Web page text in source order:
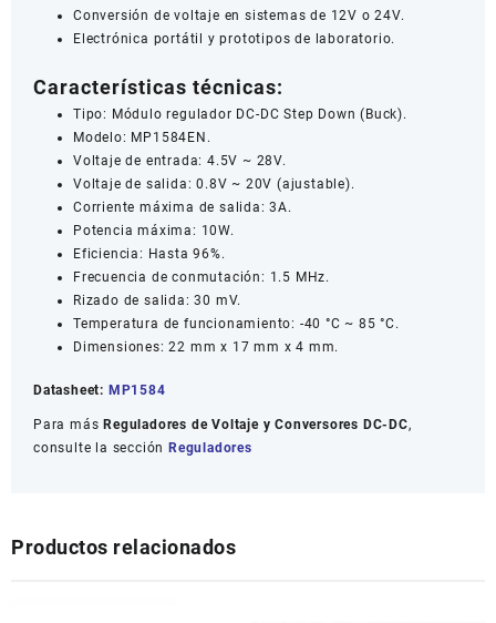
Conversión de voltaje en sistemas de 12V o 24V.
Electrónica portátil y prototipos de laboratorio.
Características técnicas:
Tipo: Módulo regulador DC-DC Step Down (Buck).
Modelo: MP1584EN.
Voltaje de entrada: 4.5V ~ 28V.
Voltaje de salida: 0.8V ~ 20V (ajustable).
Corriente máxima de salida: 3A.
Potencia máxima: 10W.
Eficiencia: Hasta 96%.
Frecuencia de conmutación: 1.5 MHz.
Rizado de salida: 30 mV.
Temperatura de funcionamiento: -40 °C ~ 85 °C.
Dimensiones: 22 mm x 17 mm x 4 mm.
Datasheet: MP1584
Para másReguladores de Voltaje y Conversores DC-DC,
consulte la secciónReguladores
Productos relacionados